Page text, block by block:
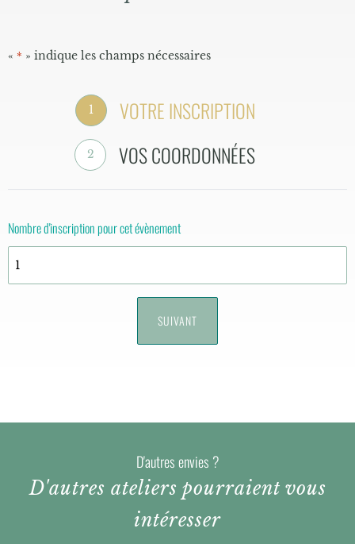
« * » indique les champs nécessaires
1 VOTRE INSCRIPTION
2 VOS COORDONNÉES
Nombre d'inscription pour cet évènement
D'autres envies ?
D'autres ateliers pourraient vous
intéresser